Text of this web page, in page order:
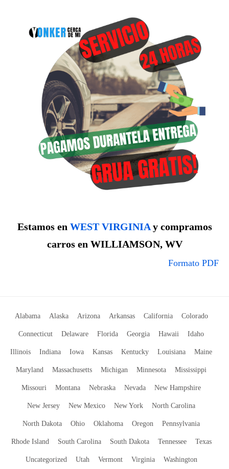
Estamos en WEST VIRGINIAy compramos
carros en WILLIAMSON, WV
Formato PDF
Alabama Alaska Arizona Arkansas California Colorado
Connecticut Delaware Florida Georgia Hawaii Idaho
Illinois Indiana Iowa Kansas Kentucky Louisiana Maine
Maryland Massachusetts Michigan Minnesota Mississippi
Missouri Montana Nebraska Nevada New Hampshire
New Jersey New Mexico New York North Carolina
North Dakota Ohio Oklahoma Oregon Pennsylvania
Rhode Island South Carolina South Dakota Tennessee Texas
Uncategorized Utah Vermont Virginia Washington